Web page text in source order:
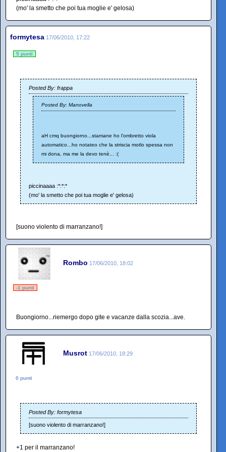
(mo' la smetto che poi tua moglie e' gelosa)
formytesa 17/06/2010, 17:22
5 punti
Posted By: frappa
Posted By: Manovella
aH cmq buongiorno...stamane ho l'ombretto viola
automatico...ho notateo che la striscia motlo spessa non
mi dona, ma me la devo tenè... :(
piccinaaaa :*:*:*
(mo' la smetto che poi tua moglie e' gelosa)
[suono violento di marranzano!]
Rombo 17/06/2010, 18:02
-1 punti
Buongiorno...riemergo dopo gite e vacanze dalla scozia...ave.
Musrot 17/06/2010, 18:29
0 punti
Posted By: formytesa
[suono violento di marranzano!]
+1 per il marranzano!